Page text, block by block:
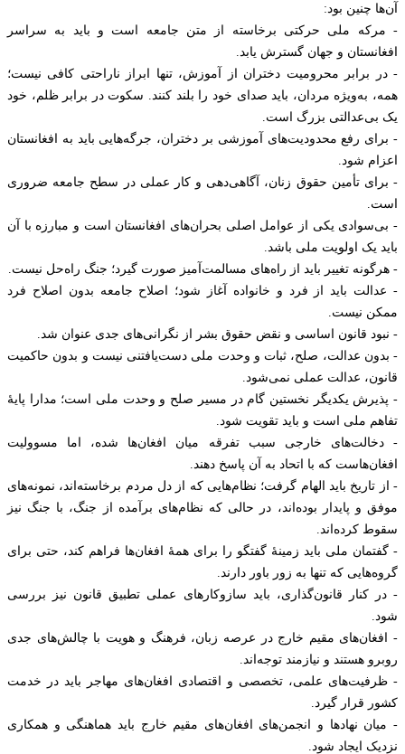
آن‌ها چنین بود:
- مرکه ملی حرکتی برخاسته از متن جامعه است و باید به سراسر
افغانستان و جهان گسترش یابد.
- در برابر محرومیت دختران از آموزش، تنها ابراز ناراحتی کافی نیست؛
همه، به‌ویژه مردان، باید صدای خود را بلند کنند. سکوت در برابر ظلم، خود
یک بی‌عدالتی بزرگ است.
- برای رفع محدودیت‌های آموزشی بر دختران، جرگه‌هایی باید به افغانستان
اعزام شود.
- برای تأمین حقوق زنان، آگاهی‌دهی و کار عملی در سطح جامعه ضروری
است.
- بی‌سوادی یکی از عوامل اصلی بحران‌های افغانستان است و مبارزه با آن
باید یک اولویت ملی باشد.
- هرگونه تغییر باید از راه‌های مسالمت‌آمیز صورت گیرد؛ جنگ راه‌حل نیست.
- عدالت باید از فرد و خانواده آغاز شود؛ اصلاح جامعه بدون اصلاح فرد
ممکن نیست.
- نبود قانون اساسی و نقض حقوق بشر از نگرانی‌های جدی عنوان شد.
- بدون عدالت، صلح، ثبات و وحدت ملی دست‌یافتنی نیست و بدون حاکمیت
قانون، عدالت عملی نمی‌شود.
- پذیرش یکدیگر نخستین گام در مسیر صلح و وحدت ملی است؛ مدارا پایهٔ
تفاهم ملی است و باید تقویت شود.
- دخالت‌های خارجی سبب تفرقه میان افغان‌ها شده، اما مسوولیت
افغان‌هاست که با اتحاد به آن پاسخ دهند.
- از تاریخ باید الهام گرفت؛ نظام‌هایی که از دل مردم برخاسته‌اند، نمونه‌های
موفق و پایدار بوده‌اند، در حالی که نظام‌های برآمده از جنگ، با جنگ نیز
سقوط کرده‌اند.
- گفتمان ملی باید زمینهٔ گفتگو را برای همهٔ افغان‌ها فراهم کند، حتی برای
گروه‌هایی که تنها به زور باور دارند.
- در کنار قانون‌گذاری، باید سازوکارهای عملی تطبیق قانون نیز بررسی
شود.
- افغان‌های مقیم خارج در عرصه زبان، فرهنگ و هویت با چالش‌های جدی
روبرو هستند و نیازمند توجه‌اند.
- ظرفیت‌های علمی، تخصصی و اقتصادی افغان‌های مهاجر باید در خدمت
کشور قرار گیرد.
- میان نهادها و انجمن‌های افغان‌های مقیم خارج باید هماهنگی و همکاری
نزدیک ایجاد شود.